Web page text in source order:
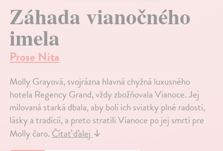
Záhada vianočného
imela
Prose Nita
Molly Grayová, svojrázna hlavná chyžná luxusného
hotela Regency Grand, vždy zbožňovala Vianoce. Jej
milovaná starká dbala, aby boli ich sviatky plné radosti,
lásky a tradícií, a preto stratili Vianoce po jej smrti pre
Molly čaro.Čítať ďalej↓